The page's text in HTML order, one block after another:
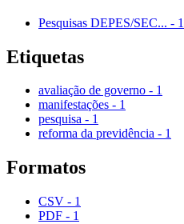
Pesquisas DEPES/SEC... - 1
Etiquetas
avaliação de governo - 1
manifestações - 1
pesquisa - 1
reforma da previdência - 1
Formatos
CSV - 1
PDF - 1